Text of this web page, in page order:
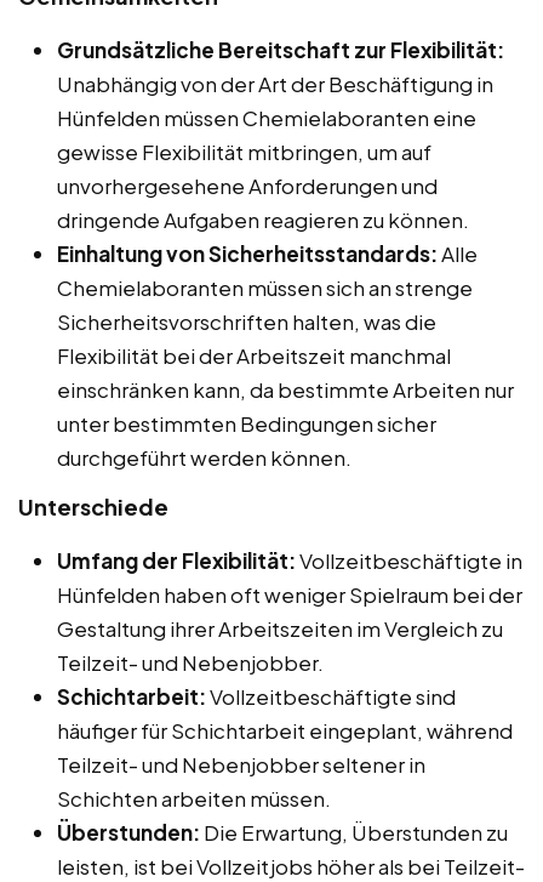
Grundsätzliche Bereitschaft zur Flexibilität:
Unabhängig von der Art der Beschäftigung in
Hünfelden müssen Chemielaboranten eine
gewisse Flexibilität mitbringen, um auf
unvorhergesehene Anforderungen und
dringende Aufgaben reagieren zu können.
Einhaltung von Sicherheitsstandards:Alle
Chemielaboranten müssen sich an strenge
Sicherheitsvorschriften halten, was die
Flexibilität bei der Arbeitszeit manchmal
einschränken kann, da bestimmte Arbeiten nur
unter bestimmten Bedingungen sicher
durchgeführt werden können.
Unterschiede
Umfang der Flexibilität:Vollzeitbeschäftigte in
Hünfelden haben oft weniger Spielraum bei der
Gestaltung ihrer Arbeitszeiten im Vergleich zu
Teilzeit- und Nebenjobber.
Schichtarbeit:Vollzeitbeschäftigte sind
häufiger für Schichtarbeit eingeplant, während
Teilzeit- und Nebenjobber seltener in
Schichten arbeiten müssen.
Überstunden: Die Erwartung, Überstunden zu
leisten, ist bei Vollzeitjobs höher als bei Teilzeit-